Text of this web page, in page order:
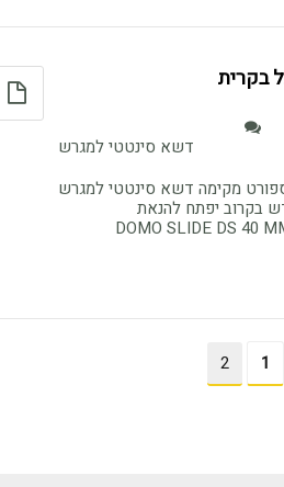
בקרית
דשא סינטטי למגרש
מקימה דשא סינטטי למגרש
בקרוב יפתח להנאת
1
2